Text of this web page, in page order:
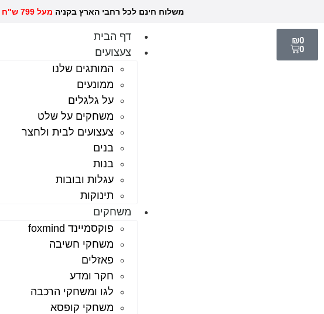
משלוח חינם לכל רחבי הארץ בקניה מעל 799 ש"ח
₪0
0
דף הבית
צעצועים
המותגים שלנו
ממונעים
על גלגלים
משחקים על שלט
צעצועים לבית ולחצר
בנים
בנות
עגלות ובובות
תינוקות
משחקים
פוקסמיינד foxmind
משחקי חשיבה
פאזלים
חקר ומדע
לגו ומשחקי הרכבה
משחקי קופסא